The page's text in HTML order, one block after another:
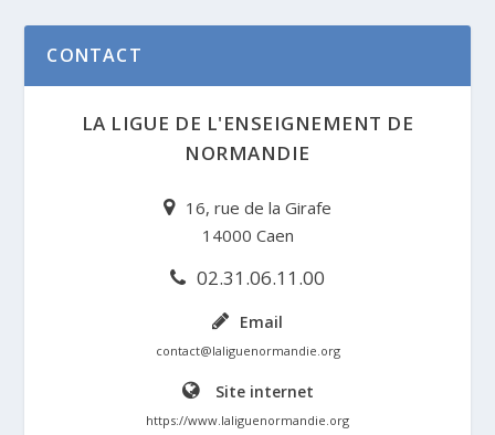
CONTACT
LA LIGUE DE L'ENSEIGNEMENT DE
NORMANDIE
16, rue de la Girafe
14000 Caen
02.31.06.11.00
Email
contact@laliguenormandie.org
Site internet
https://www.laliguenormandie.org